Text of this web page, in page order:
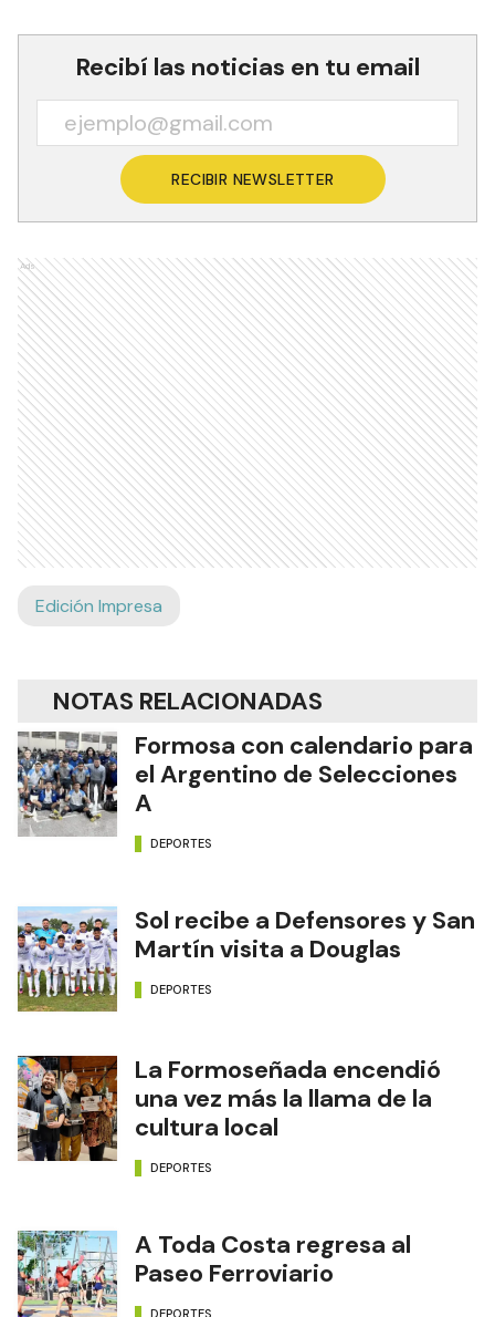
Recibí las noticias en tu email
RECIBIR NEWSLETTER
Ads
Edición Impresa
NOTAS RELACIONADAS
Formosa con calendario para
el Argentino de Selecciones
A
DEPORTES
Sol recibe a Defensores y San
Martín visita a Douglas
DEPORTES
La Formoseñada encendió
una vez más la llama de la
cultura local
DEPORTES
A Toda Costa regresa al
Paseo Ferroviario